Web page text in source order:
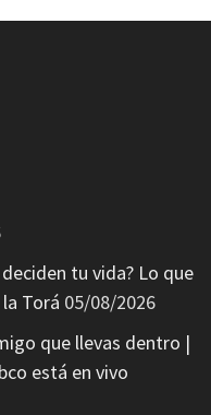
tu vida? Lo que
Torá 05/08/2026
que llevas dentro |
está en vivo